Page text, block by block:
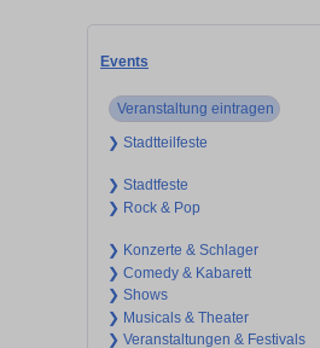
Events
Veranstaltung eintragen
❯ Stadtteilfeste
❯ Stadtfeste
❯ Rock & Pop
❯ Konzerte & Schlager
❯ Comedy & Kabarett
❯ Shows
❯ Musicals & Theater
❯ Veranstaltungen & Festivals